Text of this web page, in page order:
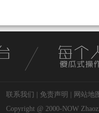
联系我们 免责声明
网站地
Copyright @ 2000-NOW